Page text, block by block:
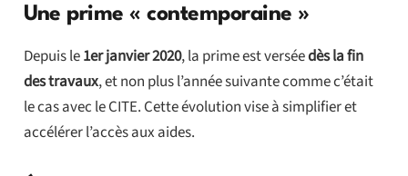
Une prime « contemporaine »
Depuis le1er janvier 2020, la prime est verséedès la fin
des travaux, et non plus l’année suivante comme c’était
le cas avec le CITE. Cette évolution vise à simplifier et
accélérer l’accès aux aides.